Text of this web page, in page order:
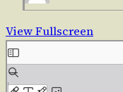
View Fullscreen